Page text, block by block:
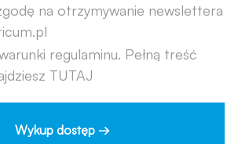
na otrzymywanie newslettera
regulaminu. Pełną treść
TUTAJ